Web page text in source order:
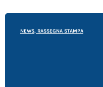
NEWS, RASSEGNA STAMPA